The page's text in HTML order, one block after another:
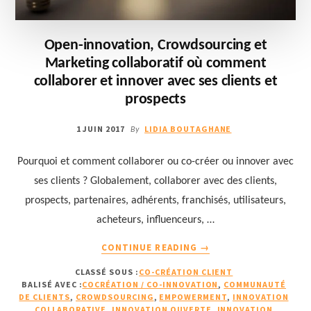
Open-innovation, Crowdsourcing et
Marketing collaboratif où comment
collaborer et innover avec ses clients et
prospects
1 JUIN 2017 By LIDIA BOUTAGHANE
Pourquoi et comment collaborer ou co-créer ou innover avec
ses clients ? Globalement, collaborer avec des clients,
prospects, partenaires, adhérents, franchisés, utilisateurs,
acheteurs, influenceurs, …
CONTINUE READING
INNOVATION,
CROWDSOURCING
ET
→
CLASSÉ SOUS : CO-CRÉATION CLIENT
BALISÉ AVEC :COCRÉATION / CO-INNOVATION , COMMUNAUTÉ
DE CLIENTS, CROWDSOURCING , EMPOWERMENT, INNOVATION